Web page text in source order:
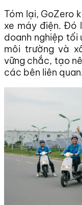
Tóm lại, GoZero
xe máy điện. Đó
doanh nghiệp tối
môi trường và
vững chắc, tạo
các bên liên